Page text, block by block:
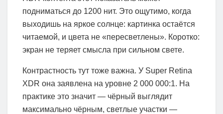
подниматься до 1200 нит. Это ощутимо, когда
выходишь на яркое солнце: картинка остаётся
читаемой, и цвета не «пересветлены». Коротко:
экран не теряет смысла при сильном свете.
Контрастность тут тоже важна. У Super Retina
XDR она заявлена на уровне 2 000 000:1. На
практике это значит — чёрный выглядит
максимально чёрным, светлые участки —